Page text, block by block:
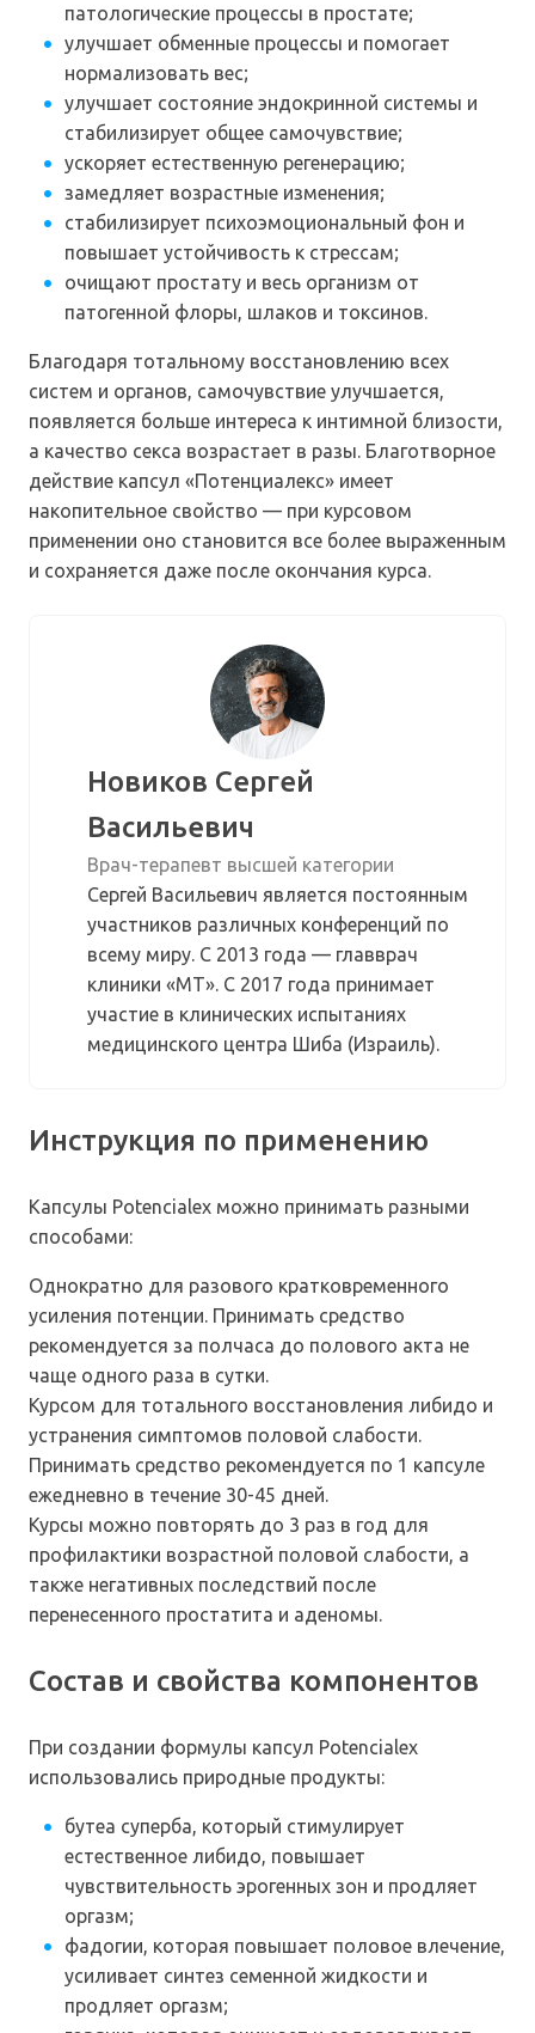
патологические процессы в простате;
улучшает обменные процессы и помогает
нормализовать вес;
улучшает состояние эндокринной системы и
стабилизирует общее самочувствие;
ускоряет естественную регенерацию;
замедляет возрастные изменения;
стабилизирует психоэмоциональный фон и
повышает устойчивость к стрессам;
очищают простату и весь организм от
патогенной флоры, шлаков и токсинов.
Благодаря тотальному восстановлению всех
систем и органов, самочувствие улучшается,
появляется больше интереса к интимной близости,
а качество секса возрастает в разы. Благотворное
действие капсул «Потенциалекс» имеет
накопительное свойство — при курсовом
применении оно становится все более выраженным
и сохраняется даже после окончания курса.
Новиков Сергей
Васильевич
Врач-терапевт высшей категории
Сергей Васильевич является постоянным
участников различных конференций по
всему миру. С 2013 года — главврач
клиники «МТ». С 2017 года принимает
участие в клинических испытаниях
медицинского центра Шиба (Израиль).
Инструкция по применению
Капсулы Potencialex можно принимать разными
способами:
Однократно для разового кратковременного
усиления потенции. Принимать средство
рекомендуется за полчаса до полового акта не
чаще одного раза в сутки.
Курсом для тотального восстановления либидо и
устранения симптомов половой слабости.
Принимать средство рекомендуется по 1 капсуле
ежедневно в течение 30-45 дней.
Курсы можно повторять до 3 раз в год для
профилактики возрастной половой слабости, а
также негативных последствий после
перенесенного простатита и аденомы.
Состав и свойства компонентов
При создании формулы капсул Potencialex
использовались природные продукты:
бутеа суперба, который стимулирует
естественное либидо, повышает
чувствительность эрогенных зон и продляет
оргазм;
фадогии, которая повышает половое влечение,
усиливает синтез семенной жидкости и
продляет оргазм;